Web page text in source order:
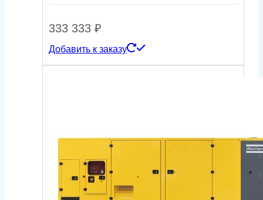
333 333 ₽
Добавить к заказу